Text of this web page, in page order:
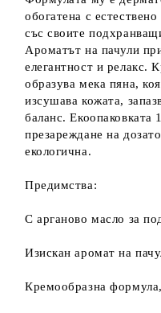
обогатена с
със своите
Ароматът на пачули
елегантност и релакс.
образува мека пяна,
изсушава кожата,
баланс. Екоопаковката
презареждане на
екологична.
Предимства:
С арганово масло за
Изискан аромат на
Кремообразна